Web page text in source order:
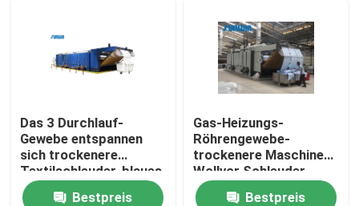
Das 3 Durchlauf-
Gewebe entspannen
sich trockenere
Textilschleuder-blaues
Weiß
Bestpreis
Gas-Heizungs-
Röhrengewebe-
trockenere Maschinen-
Wollvor Schleuder
50m/Min
Bestpreis